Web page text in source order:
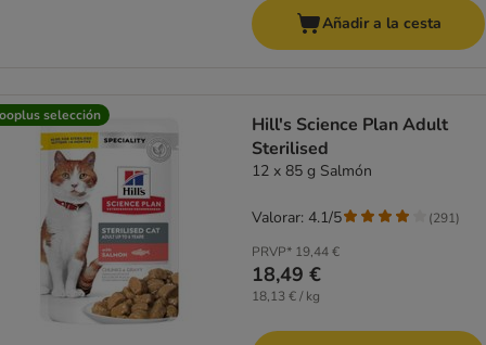
Añadir a la cesta
selección
Hill's Science Plan Adult
Sterilised
12 x 85 g Salmón
PRVP* 19,44 €
18,49 €
18,13 € / kg
Valorar: 4.1/5 (291)